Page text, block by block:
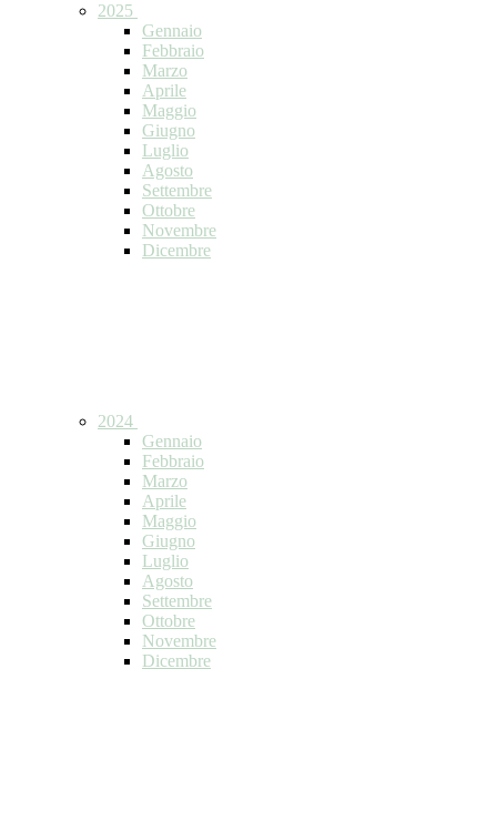
2025
Gennaio
Febbraio
Marzo
Aprile
Maggio
Giugno
Luglio
Agosto
Settembre
Ottobre
Novembre
Dicembre
2024
Gennaio
Febbraio
Marzo
Aprile
Maggio
Giugno
Luglio
Agosto
Settembre
Ottobre
Novembre
Dicembre